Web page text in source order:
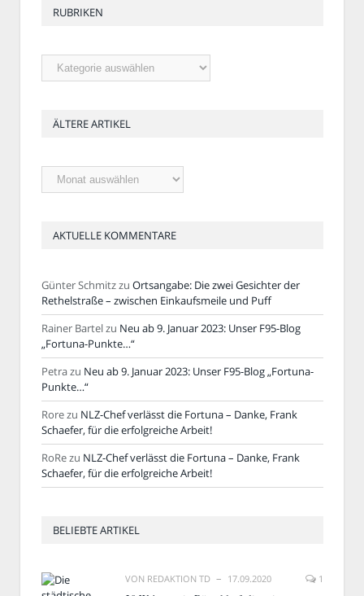
RUBRIKEN
Rubriken
ÄLTERE ARTIKEL
Ältere
Artikel
AKTUELLE KOMMENTARE
Günter Schmitzzu Ortsangabe: Die zwei Gesichter der
Rethelstraße – zwischen Einkaufsmeile und Puff
Rainer Bartelzu Neu ab 9. Januar 2023: Unser F95-Blog
„Fortuna-Punkte…“
Petrazu Neu ab 9. Januar 2023: Unser F95-Blog „Fortuna-
Punkte…“
Rorezu NLZ-Chef verlässt die Fortuna – Danke, Frank
Schaefer, für die erfolgreiche Arbeit!
RoRezu NLZ-Chef verlässt die Fortuna – Danke, Frank
Schaefer, für die erfolgreiche Arbeit!
BELIEBTE ARTIKEL
VON REDAKTION TD 17.09.2020 1